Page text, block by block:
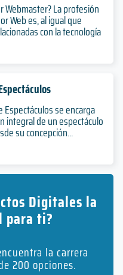
Webmaster? La profesión
Web es, al igual que
con la tecnología
Espectáculos se encarga
integral de un espectáculo
su concepción...
Digitales la
para ti?
la carrera
200 opciones.